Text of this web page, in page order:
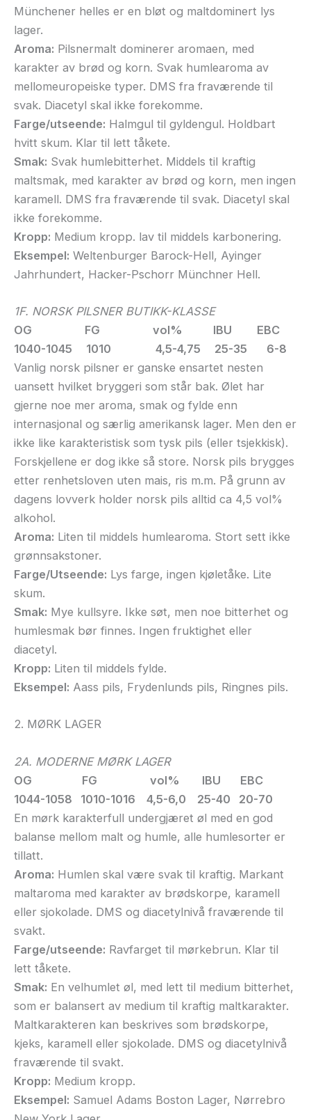
Münchener helles er en bløt og maltdominert lys
lager.
Aroma: Pilsnermalt dominerer aromaen, med
karakter av brød og korn. Svak humlearoma av
mellomeuropeiske typer. DMS fra fraværende til
svak. Diacetyl skal ikke forekomme.
Farge/utseende: Halmgul til gyldengul. Holdbart
hvitt skum. Klar til lett tåkete.
Smak: Svak humlebitterhet. Middels til kraftig
maltsmak, med karakter av brød og korn, men ingen
karamell. DMS fra fraværende til svak. Diacetyl skal
ikke forekomme.
Kropp: Medium kropp. lav til middels karbonering.
Eksempel: Weltenburger Barock-Hell, Ayinger
Jahrhundert, Hacker-Pschorr Münchner Hell.
1F. NORSK PILSNER BUTIKK-KLASSE
OG FG vol% IBU EBC
1040-1045 1010 4,5-4,75 25-35 6-8
Vanlig norsk pilsner er ganske ensartet nesten
uansett hvilket bryggeri som står bak. Ølet har
gjerne noe mer aroma, smak og fylde enn
internasjonal og særlig amerikansk lager. Men den er
ikke like karakteristisk som tysk pils (eller tsjekkisk).
Forskjellene er dog ikke så store. Norsk pils brygges
etter renhetsloven uten mais, ris m.m. På grunn av
dagens lovverk holder norsk pils alltid ca 4,5 vol%
alkohol.
Aroma: Liten til middels humlearoma. Stort sett ikke
grønnsakstoner.
Farge/Utseende: Lys farge, ingen kjøletåke. Lite
skum.
Smak: Mye kullsyre. Ikke søt, men noe bitterhet og
humlesmak bør finnes. Ingen fruktighet eller
diacetyl.
Kropp: Liten til middels fylde.
Eksempel: Aass pils, Frydenlunds pils, Ringnes pils.
2. MØRK LAGER
2A. MODERNE MØRK LAGER
OG FG vol% IBU EBC
1044-1058 1010-1016 4,5-6,0 25-40 20-70
En mørk karakterfull undergjæret øl med en god
balanse mellom malt og humle, alle humlesorter er
tillatt.
Aroma: Humlen skal være svak til kraftig. Markant
maltaroma med karakter av brødskorpe, karamell
eller sjokolade. DMS og diacetylnivå fraværende til
svakt.
Farge/utseende: Ravfarget til mørkebrun. Klar til
lett tåkete.
Smak: En velhumlet øl, med lett til medium bitterhet,
som er balansert av medium til kraftig maltkarakter.
Maltkarakteren kan beskrives som brødskorpe,
kjeks, karamell eller sjokolade. DMS og diacetylnivå
fraværende til svakt.
Kropp: Medium kropp.
Eksempel: Samuel Adams Boston Lager, Nørrebro